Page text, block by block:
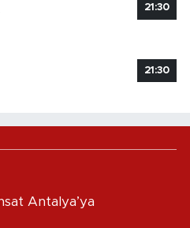
21:30
21:30
Antalya’ya